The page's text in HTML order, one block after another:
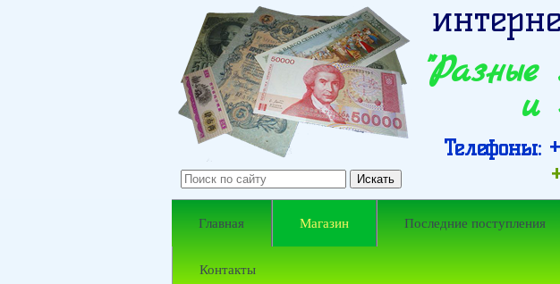
и
Телефоны:
Главная Магазин Последние поступления
Контакты